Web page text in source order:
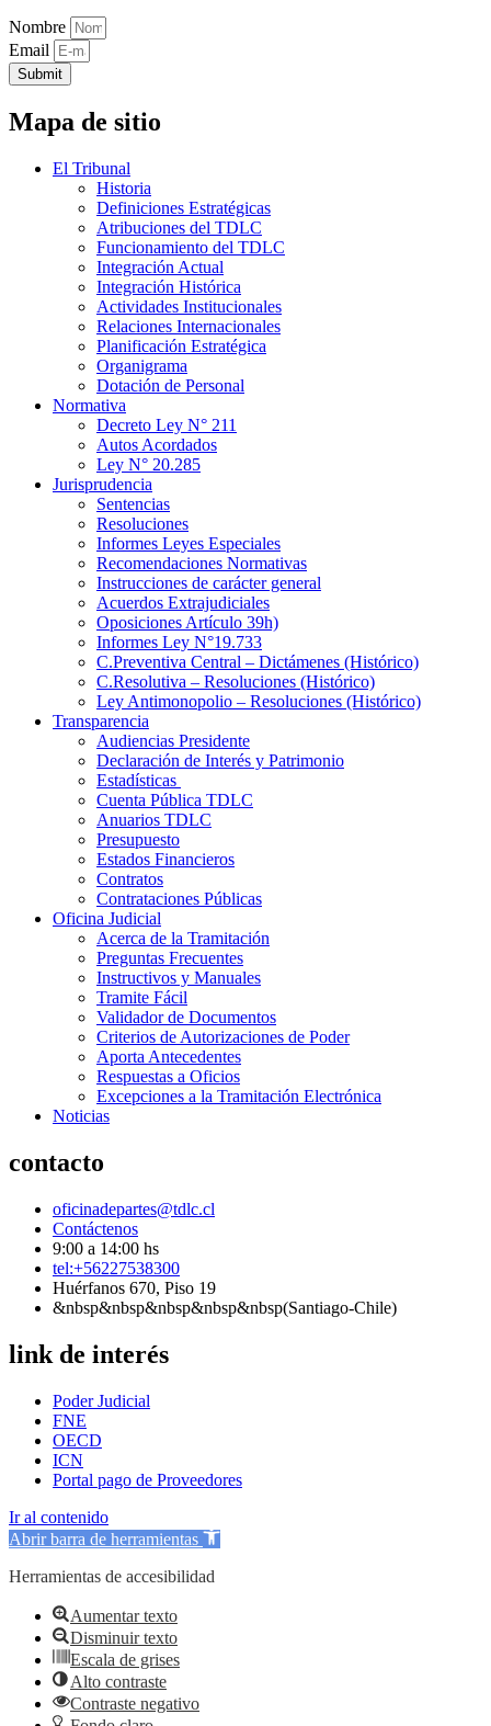
Nombre
Email
Submit
Mapa de sitio
El Tribunal
Historia
Definiciones Estratégicas
Atribuciones del TDLC
Funcionamiento del TDLC
Integración Actual
Integración Histórica
Actividades Institucionales
Relaciones Internacionales
Planificación Estratégica
Organigrama
Dotación de Personal
Normativa
Decreto Ley N° 211
Autos Acordados
Ley N° 20.285
Jurisprudencia
Sentencias
Resoluciones
Informes Leyes Especiales
Recomendaciones Normativas
Instrucciones de carácter general
Acuerdos Extrajudiciales
Oposiciones Artículo 39h)
Informes Ley N°19.733
C.Preventiva Central – Dictámenes (Histórico)
C.Resolutiva – Resoluciones (Histórico)
Ley Antimonopolio – Resoluciones (Histórico)
Transparencia
Audiencias Presidente
Declaración de Interés y Patrimonio
Estadísticas
Cuenta Pública TDLC
Anuarios TDLC
Presupuesto
Estados Financieros
Contratos
Contrataciones Públicas
Oficina Judicial
Acerca de la Tramitación
Preguntas Frecuentes
Instructivos y Manuales
Tramite Fácil
Validador de Documentos
Criterios de Autorizaciones de Poder
Aporta Antecedentes
Respuestas a Oficios
Excepciones a la Tramitación Electrónica
Noticias
contacto
oficinadepartes@tdlc.cl
Contáctenos
9:00 a 14:00 hs
tel:+56227538300
Huérfanos 670, Piso 19
&nbsp&nbsp&nbsp&nbsp&nbsp(Santiago-Chile)
link de interés
Poder Judicial
FNE
OECD
ICN
Portal pago de Proveedores
Ir al contenido
Abrir barra de herramientas
Herramientas de accesibilidad
Aumentar texto
Disminuir texto
Escala de grises
Alto contraste
Contraste negativo